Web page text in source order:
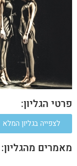
פרטי הגליון:
לצפייה בגליון המלא
מאמרים מהגליון: